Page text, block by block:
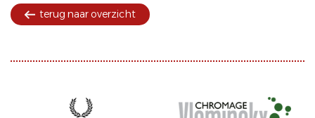
terug naar overzicht